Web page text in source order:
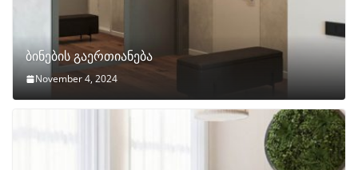
ბინების გაერთიანება
November 4, 2024